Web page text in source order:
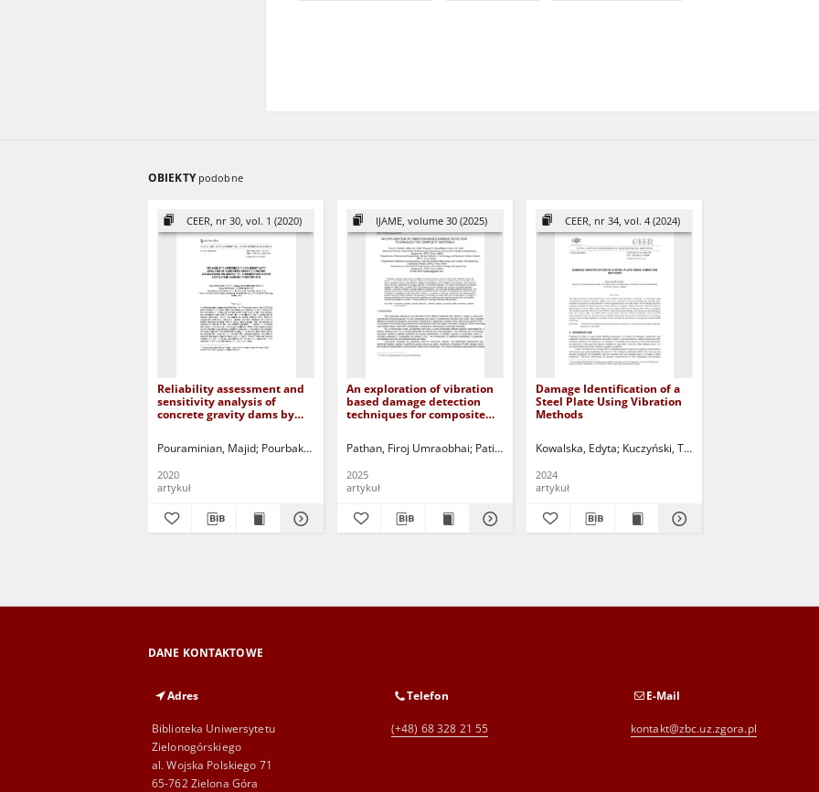
OBIEKTY podobne
CEER, nr 30, vol. 1 (2020)
Reliability assessment and
sensitivity analysis of
concrete gravity dams by
dam body materials
Pouraminian, Majid Pourbakhshian, Somayyeh Noroozinejad Farsangi, Ehsan Kuczyński, Tadeusz - red.
2020
artykuł
IJAME, volume 30 (2025)
An exploration of vibration
based damage detection
techniques for composite
Pathan, Firoj Umraobhai Patil, Milind M. Baviskar, Prasad Aher, Vishnu S.
2025
artykuł
CEER, nr 34, vol. 4 (2024)
Damage Identification of a
Steel Plate Using Vibration
Methods
Kowalska, Edyta Kuczyński, Tadeusz - red.
2024
artykuł
DANE KONTAKTOWE
Adres
Biblioteka Uniwersytetu
Zielonogórskiego
al. Wojska Polskiego 71
65-762 Zielona Góra
Telefon
(+48) 68 328 21 55
E-Mail
kontakt@zbc.uz.zgora.pl